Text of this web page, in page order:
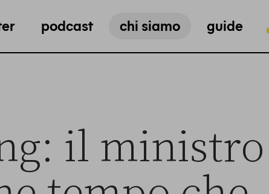
podcast chi siamo guide
il ministro